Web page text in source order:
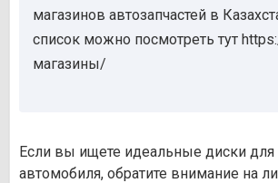
магазинов автозапчастей в
список можно посмотреть тут
магазины/
Если вы ищете идеальные диски для
автомобиля, обратите внимание на